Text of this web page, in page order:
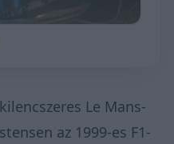
Le Mans-
az 1999-es F1-